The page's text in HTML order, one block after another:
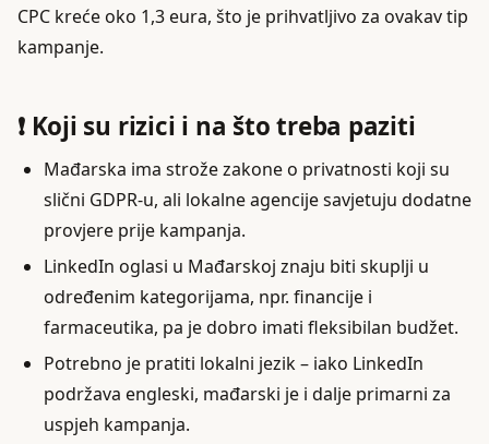
CPC kreće oko 1,3 eura, što je prihvatljivo za ovakav tip
kampanje.
❗ Koji su rizici i na što treba paziti
Mađarska ima strože zakone o privatnosti koji su
slični GDPR-u, ali lokalne agencije savjetuju dodatne
provjere prije kampanja.
LinkedIn oglasi u Mađarskoj znaju biti skuplji u
određenim kategorijama, npr. financije i
farmaceutika, pa je dobro imati fleksibilan budžet.
Potrebno je pratiti lokalni jezik – iako LinkedIn
podržava engleski, mađarski je i dalje primarni za
uspjeh kampanja.